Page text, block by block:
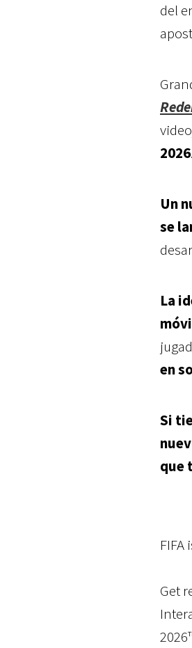
del
2026.
Un
se
La
en
Si
que
Get